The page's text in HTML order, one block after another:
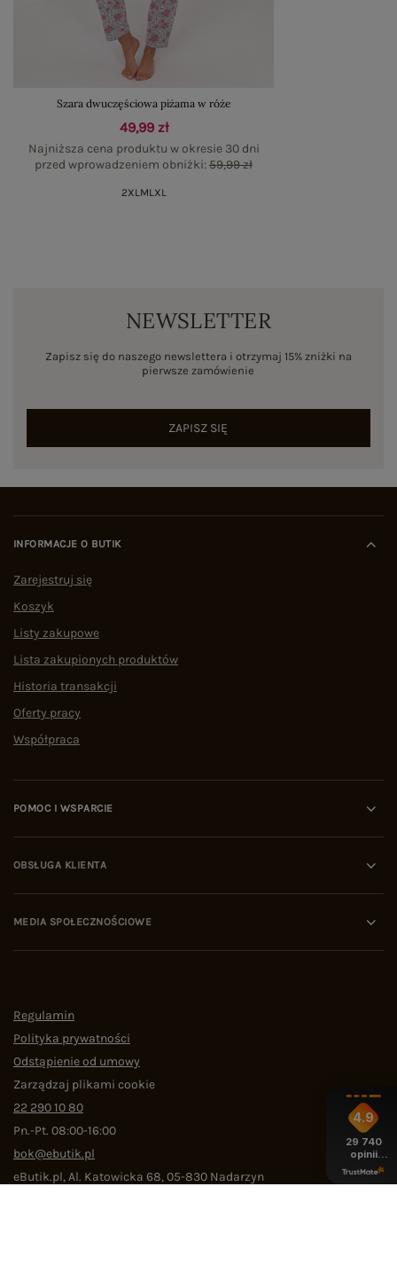
Szara dwuczęściowa piżama w róże
49,99 zł
Najniższa cena produktu w okresie 30 dni
przed wprowadzeniem obniżki:59,99 zł
2XLMLXL
NEWSLETTER
Zapisz się do naszego newslettera i otrzymaj 15% zniżki na
pierwsze zamówienie
ZAPISZ SIĘ
INFORMACJE O BUTIK
Zarejestruj się
Koszyk
Listy zakupowe
Lista zakupionych produktów
Historia transakcji
Oferty pracy
Współpraca
POMOC I WSPARCIE
OBSŁUGA KLIENTA
MEDIA SPOŁECZNOŚCIOWE
Regulamin
Polityka prywatności
Odstąpienie od umowy
Zarządzaj plikami cookie
22 290 10 80
Pn.-Pt. 08:00-16:00
bok@ebutik.pl
eButik.pl,Al. Katowicka 68,05-830 Nadarzyn
4.9
29 740
opinii
z całego